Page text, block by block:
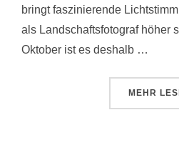
bringt faszinierende
als Landschaftsfotograf höher
Oktober ist es deshalb …
MEHR